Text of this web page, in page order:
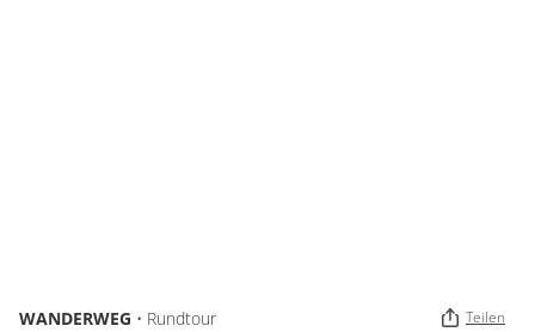
WANDERWEG • Rundtour Teilen